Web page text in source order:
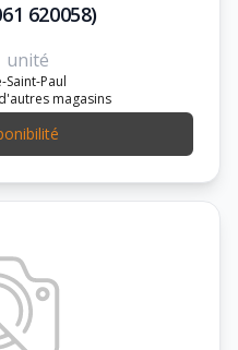
620058)
unité
Paul
magasins